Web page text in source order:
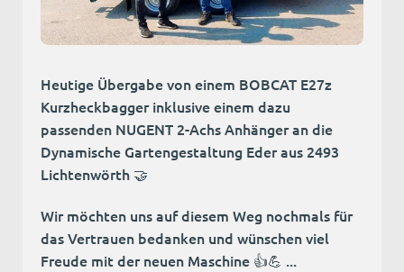
Heutige Übergabe von einem BOBCAT E27z
Kurzheckbagger inklusive einem dazu
passenden NUGENT 2-Achs Anhänger an die
Dynamische Gartengestaltung Eder aus 2493
Lichtenwörth 🤝
Wir möchten uns auf diesem Weg nochmals für
das Vertrauen bedanken und wünschen viel
Freude mit der neuen Maschine 👍💪 ...